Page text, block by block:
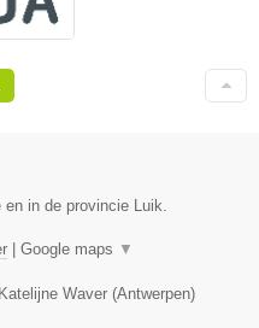
in de provincie Luik.
Google maps ▼
Waver (Antwerpen)